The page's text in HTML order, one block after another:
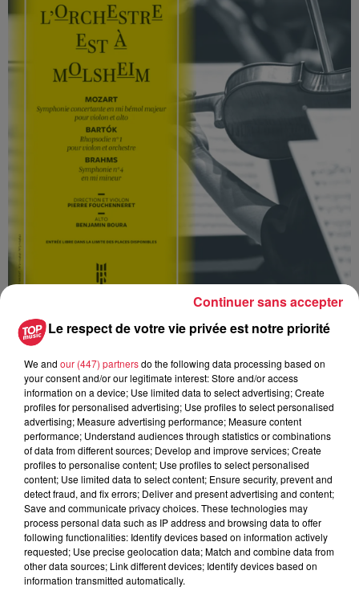
Ajouter à votre calendrier
Date
du 22 octobre 2021 à 0h00
au22 octobre 2021 à 0h00
Le respect de votre vie privée est notre priorité
We and our (447) partnersdo the following data processing based on
your consent and/or our legitimate interest: Store and/or access
information on a device; Use limited data to select advertising; Create
profiles for personalised advertising; Use profiles to select personalised
advertising; Measure advertising performance; Measure content
performance; Understand audiences through statistics or combinations
of data from different sources; Develop and improve services; Create
profiles to personalise content; Use profiles to select personalised
content; Use limited data to select content; Ensure security, prevent and
detect fraud, and fix errors; Deliver and present advertising and content;
Save and communicate privacy choices. These technologies may
process personal data such as IP address and browsing data to offer
following functionalities: Identify devices based on information actively
requested; Use precise geolocation data; Match and combine data from
other data sources; Link different devices; Identify devices based on
information transmitted automatically.
Continuer sans accepter